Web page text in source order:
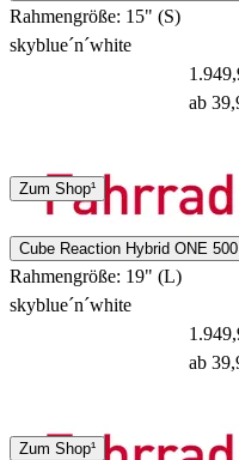
Rahmengröße: 15" (S)
skyblue´n´white
Spedition
3 - 5 Tage
ab
Zum Shop¹
Cube Reaction Hybrid ONE
Rahmengröße: 19" (L)
skyblue´n´white
Spedition
ab
Zum Shop¹